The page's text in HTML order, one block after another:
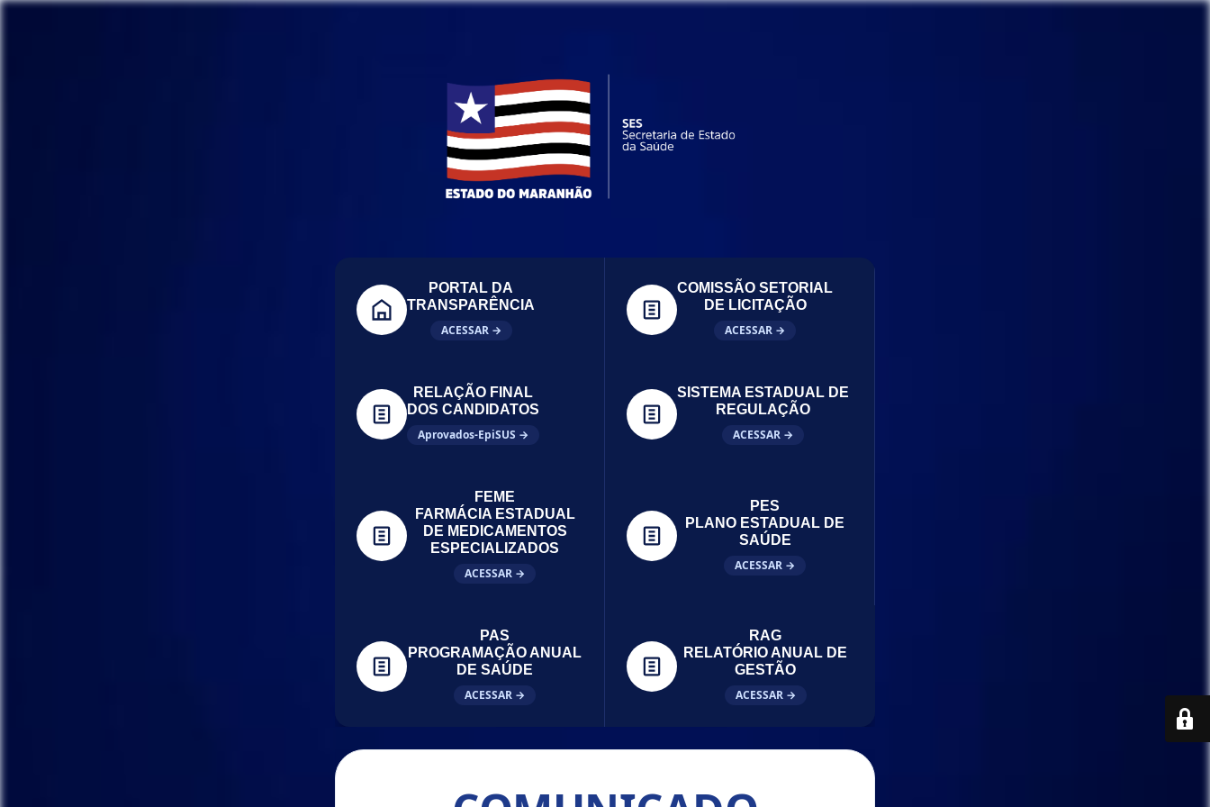
PORTAL DA
TRANSPARÊNCIA
ACESSAR →
COMISSÃO SETORIAL
DE LICITAÇÃO
ACESSAR →
RELAÇÃO FINAL
DOS CANDIDATOS
Aprovados-EpiSUS →
SISTEMA ESTADUAL DE
REGULAÇÃO
ACESSAR →
FEME
FARMÁCIA ESTADUAL
DE MEDICAMENTOS
ESPECIALIZADOS
ACESSAR →
PES
PLANO ESTADUAL DE
SAÚDE
ACESSAR →
PAS
PROGRAMAÇÃO ANUAL
DE SAÚDE
ACESSAR →
RAG
RELATÓRIO ANUAL DE
GESTÃO
ACESSAR →